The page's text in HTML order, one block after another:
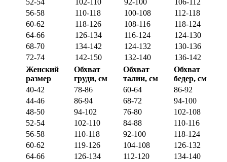
56-58
110-118 100-108
112-118
60-62
118-126 108-116
118-124
64-66
126-134 116-124
124-130
68-70
134-142 124-132
130-136
72-74
142-150 132-140
136-142
Женский
размер
Обхват
груди, см
Обхват
талии, см
Обхват
бедер, см
40-42
78-86 60-64
86-92
44-46
86-94 68-72
94-100
48-50
94-102 76-80
102-108
52-54
102-110 84-88
110-116
56-58
110-118 92-100
118-124
60-62
119-126 104-108
126-132
64-66
126-134 112-120
134-140